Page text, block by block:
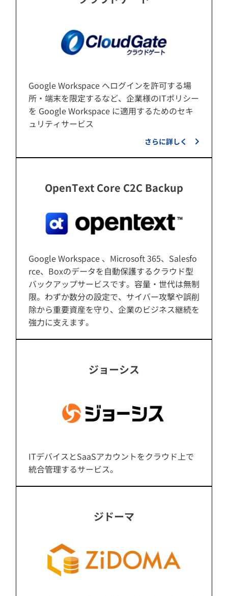
Google Workspace へログインを許可する場
所・端末を限定するなど、企業様のITポリシー
を Google Workspace に適用するためのセキ
ュリティサービス
さらに詳しく
OpenText Core C2C Backup
Google Workspace 、Microsoft 365、Salesfo
rce、Boxのデータを自動保護するクラウド型
バックアップサービスです。容量・世代は無制
限。わずか数分の設定で、サイバー攻撃や誤削
除から重要資産を守り、企業のビジネス継続を
強力に支えます。
ジョーシス
ITデバイスとSaaSアカウントをクラウド上で
統合管理するサービス。
ジドーマ